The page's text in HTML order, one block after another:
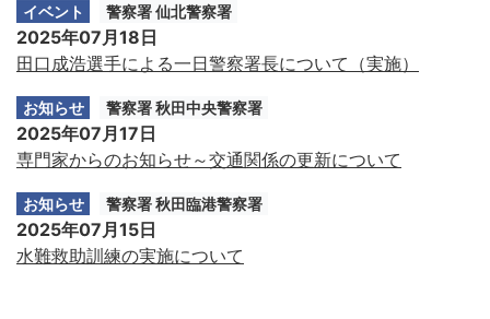
イベント 警察署 仙北警察署
2025年07月18日
田口成浩選手による一日警察署長について（実施）
お知らせ 警察署 秋田中央警察署
2025年07月17日
専門家からのお知らせ～交通関係の更新について
お知らせ 警察署 秋田臨港警察署
2025年07月15日
水難救助訓練の実施について